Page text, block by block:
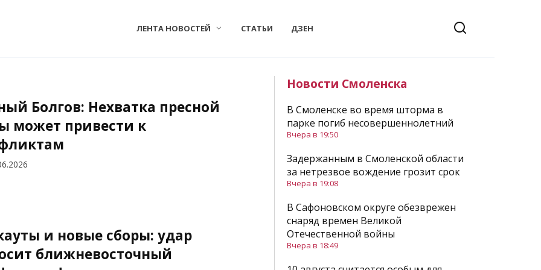
ЛЕНТА НОВОСТЕЙ СТАТЬИ ДЗЕН
Болгов: Нехватка пресной
может привести к
и новые сборы: удар
ближневосточный
Новости Смоленска
В Смоленске во время шторма в
парке погиб несовершеннолетний
Вчера в 19:50
Задержанным в Смоленской области
за нетрезвое вождение грозит срок
Вчера в 19:08
В Сафоновском округе обезврежен
снаряд времен Великой
Отечественной войны
Вчера в 18:49